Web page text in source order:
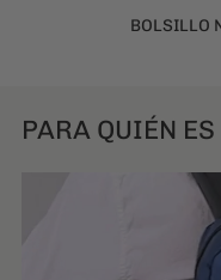
BOLSILLO
PARA QUIÉN ES